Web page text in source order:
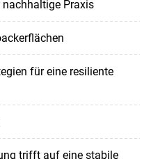
Praxis
für eine resiliente
trifft auf eine stabile